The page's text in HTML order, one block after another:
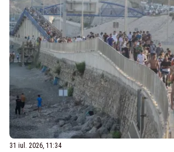
31 iul. 2026, 11:34